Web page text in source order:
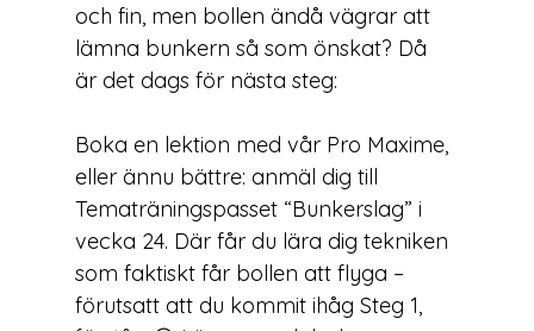
och fin, men bollen ändå vägrar att
lämna bunkern så som önskat? Då
är det dags för nästa steg:
Boka en lektion med vår Pro Maxime,
eller ännu bättre: anmäl dig till
Tematräningspasset “Bunkerslag” i
vecka 24. Där får du lära dig tekniken
som faktiskt får bollen att flyga –
förutsatt att du kommit ihåg Steg 1,